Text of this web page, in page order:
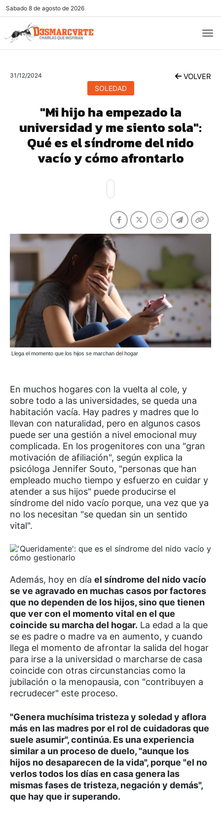
Sabado 8 de agosto de 2026
31/12/2024 VOLVER
SOLEDAD
"Mi hijo ha empezado la
universidad y me siento sola":
Qué es el síndrome del nido
vacío y cómo afrontarlo
Llega el momento que los hijos se marchan del hogar
En muchos hogares con la vuelta al cole, y
sobre todo a las universidades, se queda una
habitación vacía. Hay padres y madres que lo
llevan con naturalidad, pero en algunos casos
puede ser una gestión a nivel emocional muy
complicada. En los progenitores con una "gran
motivación de afiliación", según explica la
psicóloga Jennifer Souto, "personas que han
empleado mucho tiempo y esfuerzo en cuidar y
atender a sus hijos" puede producirse el
síndrome del nido vacío porque, una vez que ya
no los necesitan "se quedan sin un sentido
vital".
Además, hoy en día el síndrome del nido vacío
se ve agravado en muchas casos por factores
que no dependen de los hijos, sino que tienen
que ver con el momento vital en el que
coincide su marcha del hogar. La edad a la que
se es padre o madre va en aumento, y cuando
llega el momento de afrontar la salida del hogar
para irse a la universidad o marcharse de casa
coincide con otras circunstancias como la
jubilación o la menopausia, con "contribuyen a
recrudecer" este proceso.
"Genera muchísima tristeza y soledad y aflora
más en las madres por el rol de cuidadoras que
suele asumir", continúa. Es una experiencia
similar a un proceso de duelo, "aunque los
hijos no desaparecen de la vida", porque "el no
verlos todos los días en casa genera las
mismas fases de tristeza, negación y demás",
que hay que ir superando.